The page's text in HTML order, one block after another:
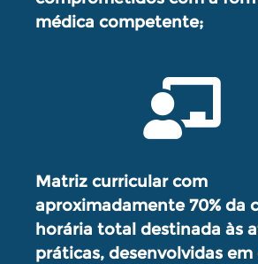
médica competente;
Matriz curricular com
aproximadamente 70% da
horária total destinada às
práticas, desenvolvidas